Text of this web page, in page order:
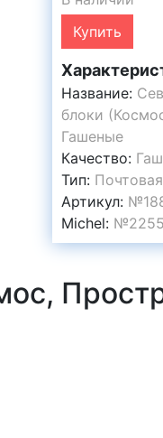
Купить
Название:
блоки
Гашеные
Качество:
Тип:
Артикул:
Michel: